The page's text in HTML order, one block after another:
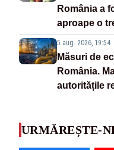
România a
aproape o
5 aug. 2026, 19:54
Măsuri de
România.
autoritățile
URMĂREȘTE-